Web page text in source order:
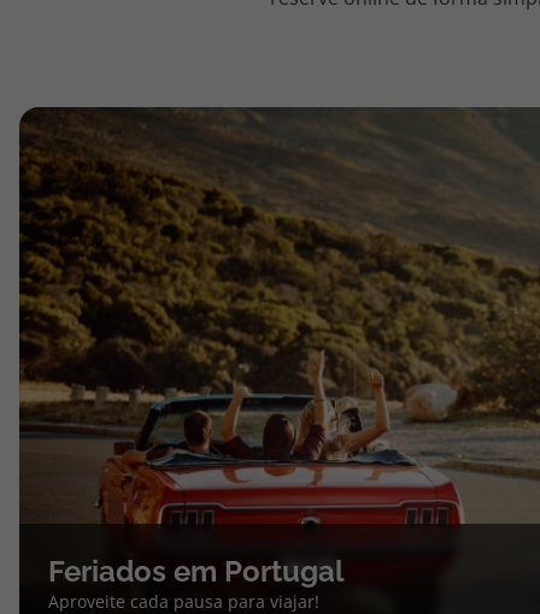
topatlantico@topatlantico.com
Feriados em Portugal
Aproveite cada pausa para viajar!